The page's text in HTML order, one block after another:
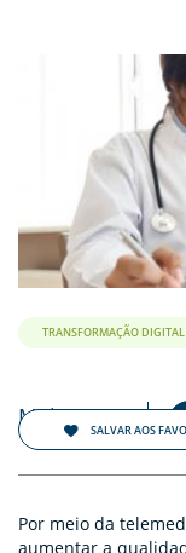
TRANSFORMAÇÃO DIGITAL
Maio 2021SALVAR AOS
Por meio da
aumentar a